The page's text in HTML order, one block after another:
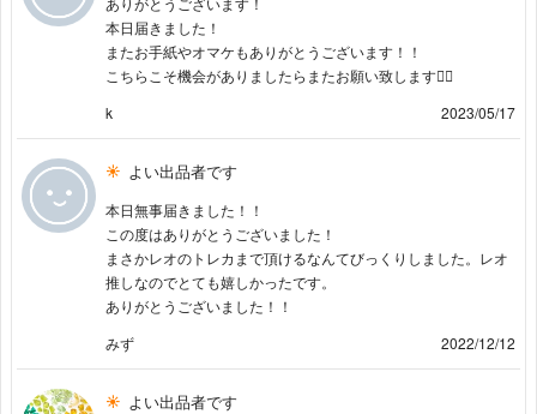
本日届きました！
またお手紙やオマケもありがとうございます！！
こちらこそ機会がありましたらまたお願い致します🙇‍♀️
k
2023/05/17
よい出品者です
本日無事届きました！！
この度はありがとうございました！
まさかレオのトレカまで頂けるなんてびっくりしました。レオ
推しなのでとても嬉しかったです。
ありがとうございました！！
みず
2022/12/12
よい出品者です